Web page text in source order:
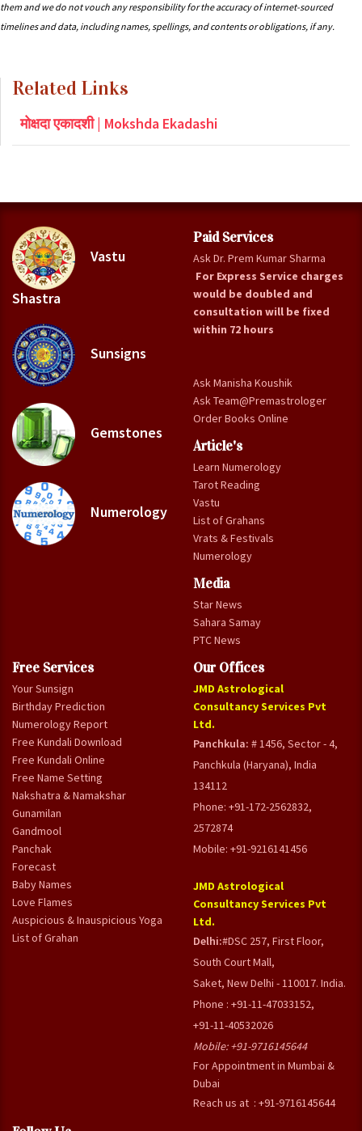
them and we do not vouch any responsibility for the accuracy of internet-sourced
timelines and data, including names, spellings, and contents or obligations, if any.
Related Links
मोक्षदा एकादशी | Mokshda Ekadashi
Vastu
Shastra
Sunsigns
Gemstones
Numerology
Paid Services
Ask Dr. Prem Kumar Sharma
For Express Service charges
would be doubled and
consultation will be fixed
within 72 hours
Ask Manisha Koushik
Ask Team@Premastrologer
Order Books Online
Article's
Learn Numerology
Tarot Reading
Vastu
List of Grahans
Vrats & Festivals
Numerology
Media
Star News
Sahara Samay
PTC News
Free Services
Your Sunsign
Birthday Prediction
Numerology Report
Free Kundali Download
Free Kundali Online
Free Name Setting
Nakshatra & Namakshar
Gunamilan
Gandmool
Panchak
Forecast
Baby Names
Love Flames
Auspicious & Inauspicious Yoga
List of Grahan
Our Offices
JMD Astrological
Consultancy Services Pvt
Ltd.
Panchkula: # 1456, Sector - 4,
Panchkula (Haryana), India
134112
Phone: +91-172-2562832,
2572874
Mobile: +91-9216141456
JMD Astrological
Consultancy Services Pvt
Ltd.
Delhi:#DSC 257, First Floor,
South Court Mall,
Saket, New Delhi - 110017. India.
Phone : +91-11-47033152,
+91-11-40532026
Mobile:+91-9716145644
For Appointment in Mumbai &
Dubai
Reach us at : +91-9716145644